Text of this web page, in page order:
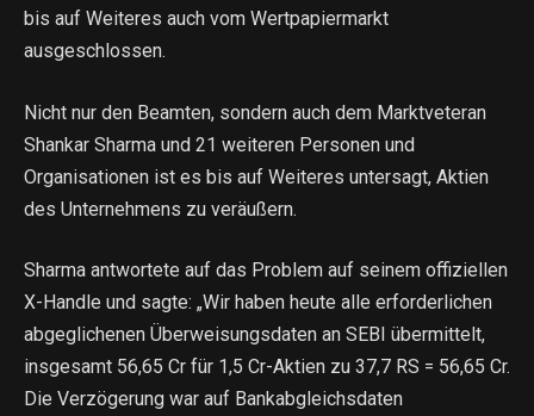
bis auf Weiteres auch vom Wertpapiermarkt
ausgeschlossen.
Nicht nur den Beamten, sondern auch dem Marktveteran
Shankar Sharma und 21 weiteren Personen und
Organisationen ist es bis auf Weiteres untersagt, Aktien
des Unternehmens zu veräußern.
Sharma antwortete auf das Problem auf seinem offiziellen
X-Handle und sagte: „Wir haben heute alle erforderlichen
abgeglichenen Überweisungsdaten an SEBI übermittelt,
insgesamt 56,65 Cr für 1,5 Cr-Aktien zu 37,7 RS = 56,65 Cr.
Die Verzögerung war auf Bankabgleichsdaten